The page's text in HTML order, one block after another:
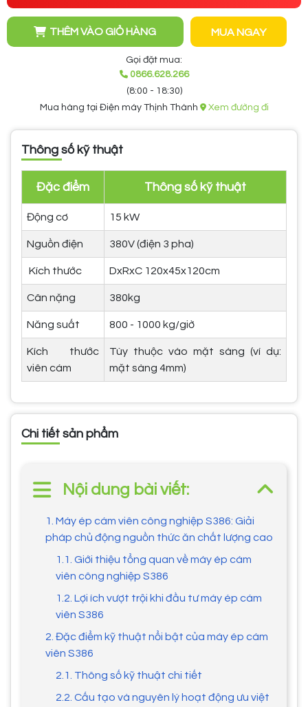
THÊM VÀO GIỎ HÀNG MUA NGAY
Gọi đặt mua:
0866.628.266
(8:00 - 18:30)
Mua hàng tại Điện máy Thịnh Thành
Xem đường đi
Thông số kỹ thuật
Đặc điểm Thông số kỹ thuật
Động cơ 15 kW
Nguồn điện 380V (điện 3 pha)
Kích thước DxRxC 120x45x120cm
Cân nặng 380kg
Năng suất 800 - 1000 kg/giờ
Kích thước
viên cám
Tùy thuộc vào mặt sàng (ví dụ:
mặt sàng 4mm)
Chi tiết sản phẩm
Nội dung bài viết:
1. Máy ép cám viên công nghiệp S386: Giải
pháp chủ động nguồn thức ăn chất lượng cao
1.1. Giới thiệu tổng quan về máy ép cám
viên công nghiệp S386
1.2. Lợi ích vượt trội khi đầu tư máy ép cám
viên S386
2. Đặc điểm kỹ thuật nổi bật của máy ép cám
viên S386
2.1. Thông số kỹ thuật chi tiết
2.2. Cấu tạo và nguyên lý hoạt động ưu việt